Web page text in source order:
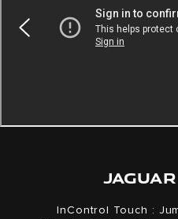
InControl Touch :